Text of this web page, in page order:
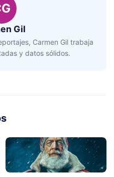
Gil
Carmen Gil trabaja
y datos sólidos.